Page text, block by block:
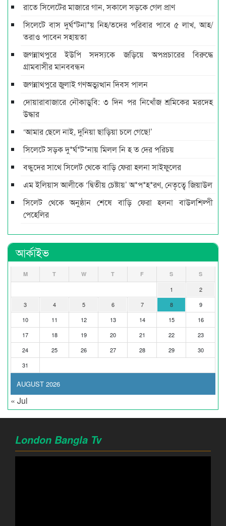
রাতে সিলেটের মাজারে গান, সকালে সড়কে গেল প্রাণ
সিলেটে বাস দুর্ঘ*টনা*য় নিহ/তদের পরিবার পাবে ৫ লাখ, আহ/
তরাও পাবেন সহায়তা
জগন্নাথপুরে ইউপি সদস্যকে জড়িয়ে অপপ্রচারের বিরুদ্ধে
গ্রামবাসীর মানববন্ধন
জগন্নাথপুরে জুলাই গণঅভ্যুত্থান দিবস পালন
দোয়ারাবাজারে নৌকাডুবি: ৩ দিন পর নিখোঁজ শ্রমিকের মরদেহ
উদ্ধার
‘আমার ছেলে নাই, দুনিয়া ছাড়িয়া চলে গেছে!’
সিলেটে সড়ক দু*র্ঘ*ট*নায় মিলল নি হ ত দের পরিচয়
বন্ধুদের সাথে সিলেট থেকে বাড়ি ফেরা হলনা সাইফুলের
এম ইলিয়াস আলীকে ‘দ্বিতীয় চেষ্টায়’ অ*প*হ*রণ, নেতৃত্বে জিয়াউল
সিলেট থেকে অনুষ্ঠান শেষে বাড়ি ফেরা হলনা বাউলশিল্পী
পেহেলির
আর্কাইভ
AUGUST 2026
M T W T F S S
1
2
3
4 5 6 7 8
9
10
11 12 13 14 15
16
17
18 19 20 21 22
23
24
25 26 27 28 29
30
31
« Jul
London Bangla Tv